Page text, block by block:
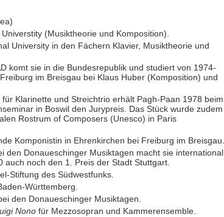
(Musiktheorie und Komposition).
University in den Fächern Klavier, Musiktheorie und
komt sie in die Bundesrepublik und studiert von 1974-
im Breisgau bei Klaus Huber (Komposition) und
Klarinette und Streichtrio erhält Pagh-Paan 1978 beim
in Boswil den Jurypreis. Das Stück wurde zudem
Rostrum of Composers (Unesco) in Paris
Komponistin in Ehrenkirchen bei Freiburg im Breisgau.
den Donaueschinger Musiktagen macht sie international
auch noch den 1. Preis der Stadt Stuttgart.
Stiftung des Südwestfunks.
Württemberg.
den Donaueschinger Musiktagen.
Nono für Mezzosopran und Kammerensemble.